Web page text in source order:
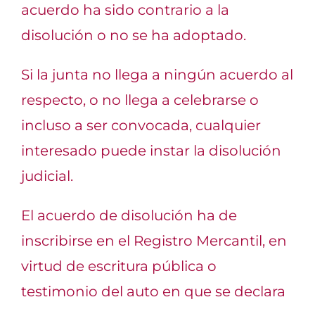
acuerdo ha sido contrario a la
disolución o no se ha adoptado.
Si la junta no llega a ningún acuerdo al
respecto, o no llega a celebrarse o
incluso a ser convocada, cualquier
interesado puede instar la disolución
judicial.
El acuerdo de disolución ha de
inscribirse en el Registro Mercantil, en
virtud de escritura pública o
testimonio del auto en que se declara